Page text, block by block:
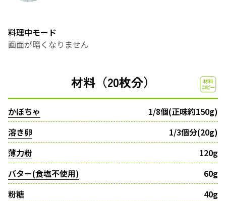
料理中モード
画面が暗くなりません
材料（20枚分）
かぼちゃ
1/8個(正味約150g)
溶き卵
1/3個分(20g)
薄力粉
120g
バター(食塩不使用)
60g
粉糖
40g